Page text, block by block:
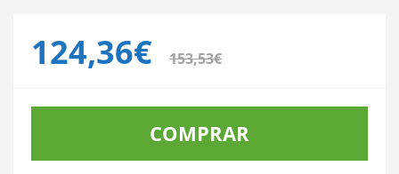
124,36€ 153,53€
COMPRAR